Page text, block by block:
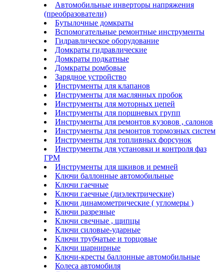
Автомобильные инверторы напряжения
(преобразователи)
Бутылочные домкраты
Вспомогательные ремонтные инструменты
Гидравлическое оборудование
Домкраты гидравлические
Домкраты подкатные
Домкраты ромбовые
Зарядное устройство
Инструменты для клапанов
Инструменты для маслянных пробок
Инструменты для моторных цепей
Инструменты для поршневых групп
Инструменты для ремонтов кузовов , салонов
Инструменты для ремонтов тормозных систем
Инструменты для топливных форсунок
Инструменты для установки и контроля фаз
ГРМ
Инструменты для шкивов и ремней
Ключи баллонные автомобильные
Ключи гаечные
Ключи гаечные (диэлектрические)
Ключи динамометрические ( угломеры )
Ключи разрезные
Ключи свечные , щипцы
Ключи силовые-ударные
Ключи трубчатые и торцовые
Ключи шарнирные
Ключи-кресты баллонные автомобильные
Колеса автомобиля